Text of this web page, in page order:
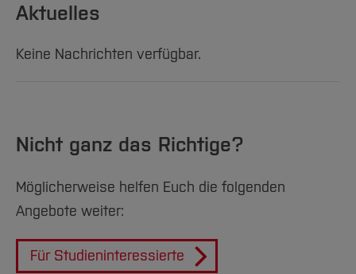
Aktuelles
Keine Nachrichten verfügbar.
Nicht ganz das Richtige?
Möglicherweise helfen Euch die folgenden
Angebote weiter:
Für Studieninteressierte